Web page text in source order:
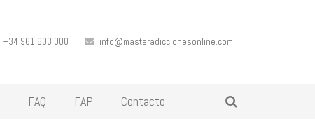
+34 961 603 000 info@masteradiccionesonline.com
FAQ FAP Contacto